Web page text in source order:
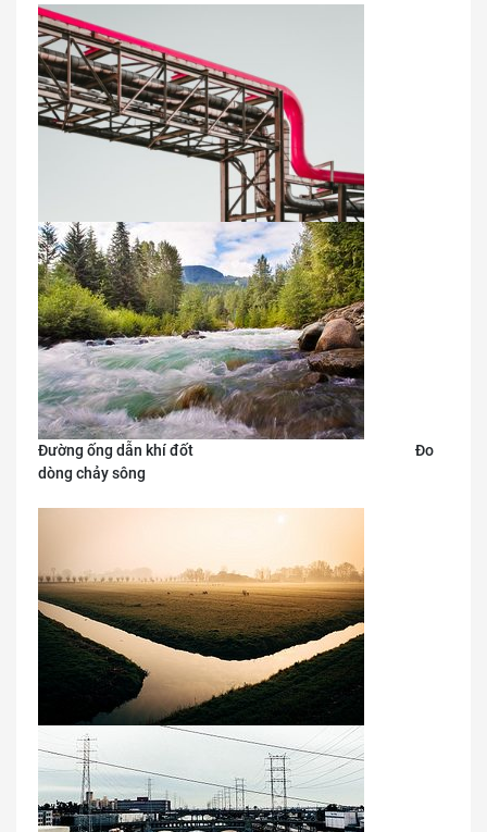
Đường ống dẫn khí đốt Đo
dòng chảy sông